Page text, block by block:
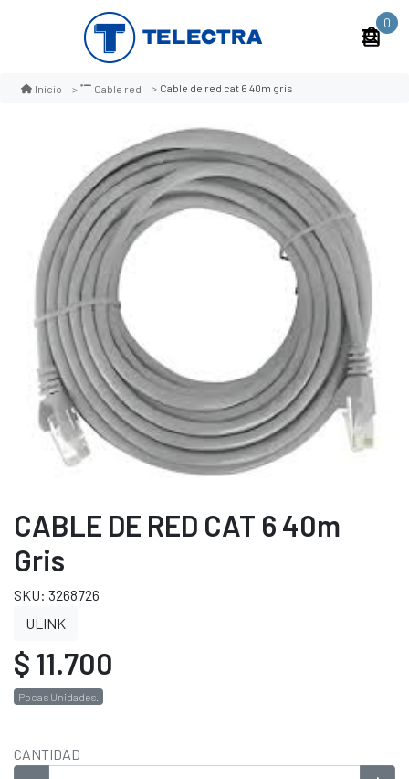
0
Inicio Cable red Cable de red cat 6 40m gris
CABLE DE RED CAT 6 40m
Gris
SKU: 3268726
ULINK
$ 11.700
Pocas Unidades.
CANTIDAD